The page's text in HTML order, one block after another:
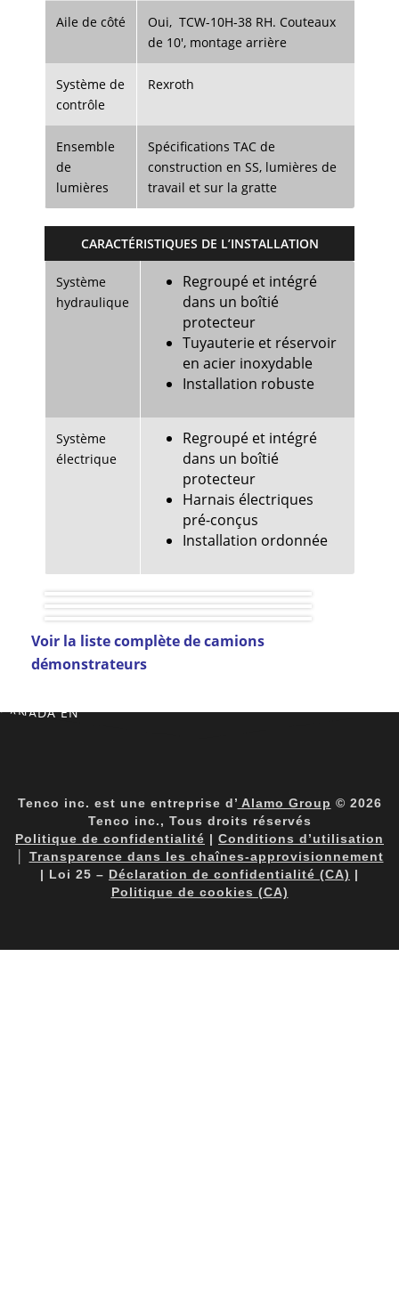
Aile de côté
Oui, TCW-10H-38 RH. Couteaux
de 10′, montage arrière
Système de
contrôle
Rexroth
Ensemble
de
lumières
Spécifications TAC de
construction en SS, lumières de
travail et sur la gratte
CARACTÉRISTIQUES DE L’INSTALLATION
Système
hydraulique
Regroupé et intégré
dans un boîtié
protecteur
Tuyauterie et réservoir
en acier inoxydable
Installation robuste
Système
électrique
Regroupé et intégré
dans un boîtié
protecteur
Harnais électriques
pré-conçus
Installation ordonnée
Voir la liste complète de camions
démonstrateurs
CANADA EN
Tenco inc. est une entreprise d’ Alamo Group © 2026
Tenco inc., Tous droits réservés
Politique de confidentialité | Conditions d’utilisation
Transparence dans les chaînes-approvisionnement
| Loi 25 – Déclaration de confidentialité (CA) |
Politique de cookies (CA)